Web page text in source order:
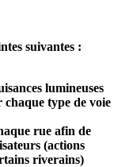
suivantes :
lumineuses
chaque type de voie
rue afin de
(actions
riverains)